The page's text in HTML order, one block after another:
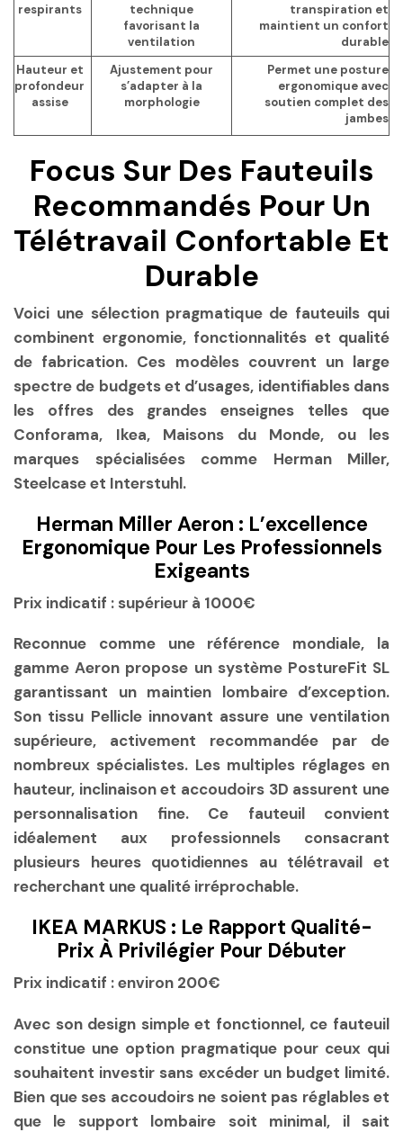
respirants
technique
favorisant la
ventilation
transpiration et
maintient un confort
durable
Hauteur et
profondeur
assise
Ajustement pour
s’adapter à la
morphologie
Permet une posture
ergonomique avec
soutien complet des
jambes
Focus Sur Des Fauteuils
Recommandés Pour Un
Télétravail Confortable Et
Durable
Voici une sélection pragmatique de fauteuils qui
combinent ergonomie, fonctionnalités et qualité
de fabrication. Ces modèles couvrent un large
spectre de budgets et d’usages, identifiables dans
les offres des grandes enseignes telles que
Conforama, Ikea, Maisons du Monde, ou les
marques spécialisées comme Herman Miller,
Steelcase et Interstuhl.
Herman Miller Aeron : L’excellence
Ergonomique Pour Les Professionnels
Exigeants
Prix indicatif : supérieur à 1000€
Reconnue comme une référence mondiale, la
gamme Aeron propose un système PostureFit SL
garantissant un maintien lombaire d’exception.
Son tissu Pellicle innovant assure une ventilation
supérieure, activement recommandée par de
nombreux spécialistes. Les multiples réglages en
hauteur, inclinaison et accoudoirs 3D assurent une
personnalisation fine. Ce fauteuil convient
idéalement aux professionnels consacrant
plusieurs heures quotidiennes au télétravail et
recherchant une qualité irréprochable.
IKEA MARKUS : Le Rapport Qualité-
Prix À Privilégier Pour Débuter
Prix indicatif :environ 200€
Avec son design simple et fonctionnel, ce fauteuil
constitue une option pragmatique pour ceux qui
souhaitent investir sans excéder un budget limité.
Bien que ses accoudoirs ne soient pas réglables et
que le support lombaire soit minimal, il sait